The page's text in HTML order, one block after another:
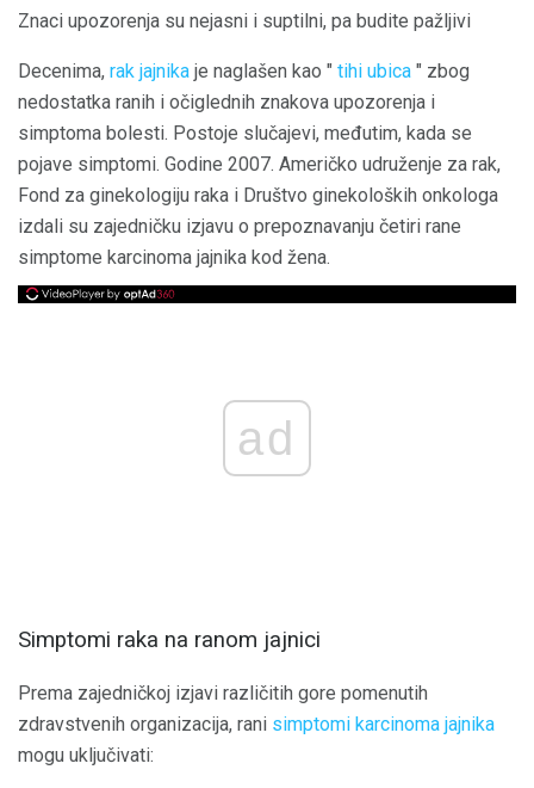
Znaci upozorenja su nejasni i suptilni, pa budite pažljivi
Decenima, rak jajnika je naglašen kao " tihi ubica " zbog
nedostatka ranih i očiglednih znakova upozorenja i
simptoma bolesti. Postoje slučajevi, međutim, kada se
pojave simptomi. Godine 2007. Američko udruženje za rak,
Fond za ginekologiju raka i Društvo ginekoloških onkologa
izdali su zajedničku izjavu o prepoznavanju četiri rane
simptome karcinoma jajnika kod žena.
ad
Simptomi raka na ranom jajnici
Prema zajedničkoj izjavi različitih gore pomenutih
zdravstvenih organizacija, rani simptomi karcinoma jajnika
mogu uključivati: